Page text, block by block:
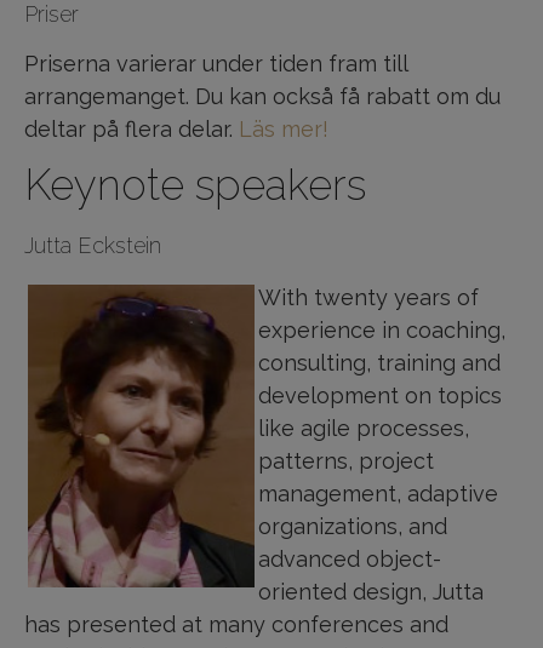
Priser
Priserna varierar under tiden fram till
arrangemanget. Du kan också få rabatt om du
deltar på flera delar. Läs mer!
Keynote speakers
Jutta Eckstein
With twenty years of
experience in coaching,
consulting, training and
development on topics
like agile processes,
patterns, project
management, adaptive
organizations, and
advanced object-
oriented design, Jutta
has presented at many conferences and